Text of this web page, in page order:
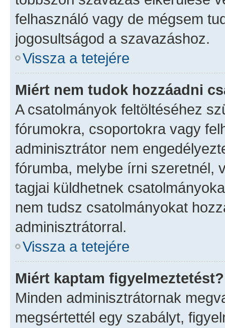
felhasználó vagy de mégsem
jogosultságod a szavazáshoz.
Vissza a tetejére
Miért nem tudok hozzáadni
A csatolmányok feltöltéséhez
fórumokra, csoportokra vagy
adminisztrátor nem
fórumba, melybe írni szeretnél,
tagjai küldhetnek
nem tudsz csatolmányokat
adminisztrátorral.
Vissza a tetejére
Miért kaptam figyelmeztetést?
Minden adminisztrátornak
megsértettél egy szabályt,